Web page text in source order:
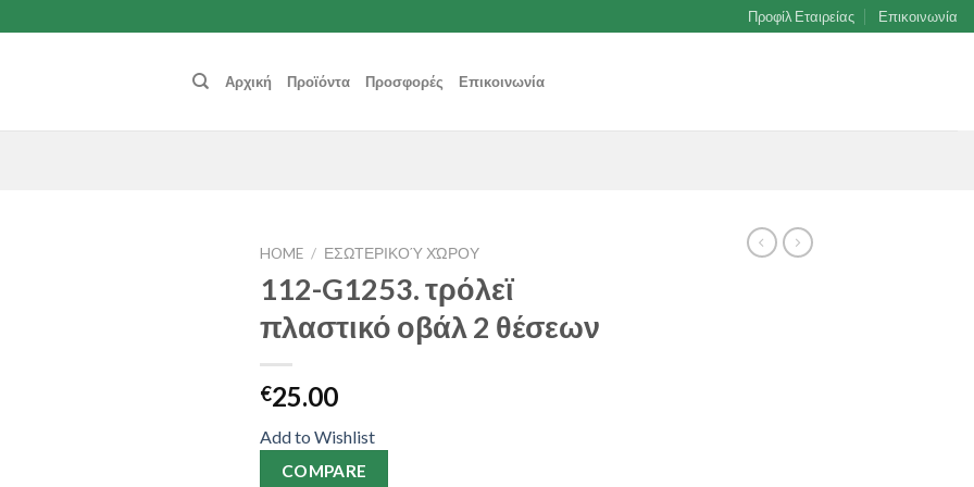
Προφίλ Εταιρείας Επικοινωνία
Αρχική Προϊόντα Προσφορές Επικοινωνία
HOME / ΕΣΩΤΕΡΙΚΟΎ ΧΏΡΟΥ
112-G1253. τρόλεϊ
πλαστικό οβάλ 2 θέσεων
€25.00
Add to Wishlist
COMPARE